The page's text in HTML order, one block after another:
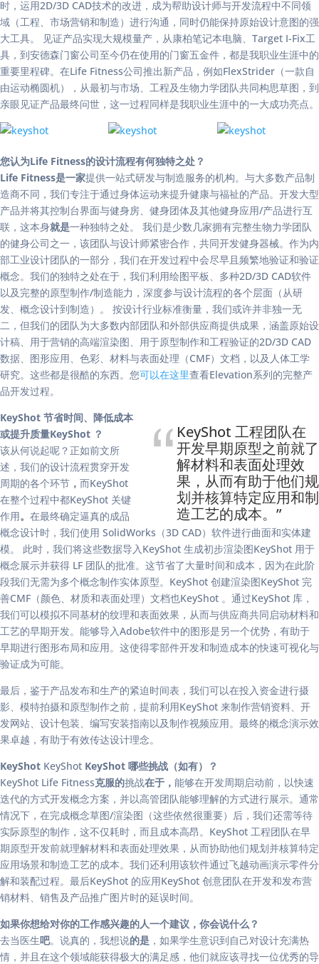
时，运用2D/3D CAD技术的改进，成为帮助设计师与开发流程中不同领
域（工程、市场营销和制造）进行沟通，同时仍能保持原始设计意图的强
大工具。 见证产品实现大规模量产，从康柏笔记本电脑、Target I-Fix工
具，到安德森门窗公司至今仍在使用的门窗五金件，都是我职业生涯中的
重要里程碑。在Life Fitness公司推出新产品，例如FlexStrider（一款自
由运动椭圆机），从最初与市场、工程及生物力学团队共同构思草图，到
亲眼见证产品最终问世，这一过程同样是我职业生涯中的一大成功亮点。
您认为Life Fitness的设计流程有何独特之处？
Life Fitness是一家提供一站式研发与制造服务的机构。与大多数产品制
造商不同，我们专注于通过身体运动来提升健康与福祉的产品。开发大型
产品并将其控制台界面与健身房、健身团体及其他健身应用/产品进行互
联，这本身就是一种独特之处。 我们是少数几家拥有完整生物力学团队
的健身公司之一，该团队与设计师紧密合作，共同开发健身器械。作为内
部工业设计团队的一部分，我们在开发过程中会尽早且频繁地验证和验证
概念。我们的独特之处在于，我们利用绘图平板、多种2D/3D CAD软件
以及完整的原型制作/制造能力，深度参与设计流程的各个层面（从研
发、概念设计到制造）。 按设计行业标准衡量，我们或许并非独一无
二，但我们的团队为大多数内部团队和外部供应商提供成果，涵盖原始设
计稿、用于营销的高端渲染图、用于原型制作和工程验证的2D/3D CAD
数据、图形应用、色彩、材料与表面处理（CMF）文档，以及人体工学
研究。这些都是很酷的东西。您可以在这里查看Elevation系列的完整产
品开发过程。
KeyShot 工程团队在
开发早期原型之前就了
解材料和表面处理效
果，从而有助于他们规
划并核算特定应用和制
造工艺的成本。”
KeyShot 节省时间、降低成本
或提升质量KeyShot ？
该从何说起呢？正如前文所
述，我们的设计流程贯穿开发
周期的各个环节 ， 而KeyShot
在整个过程中都KeyShot 关键
作用。 在最终确定逼真的成品
概念设计时，我们使用 SolidWorks（3D CAD）软件进行曲面和实体建
模。 此时，我们将这些数据导入KeyShot 生成初步渲染图KeyShot 用于
概念展示并获得 LF 团队的批准。这节省了大量时间和成本，因为在此阶
段我们无需为多个概念制作实体原型。KeyShot 创建渲染图KeyShot 完
善CMF（颜色、材质和表面处理）文档也KeyShot 。通过KeyShot 库，
我们可以模拟不同基材的纹理和表面效果，从而与供应商共同启动材料和
工艺的早期开发。能够导入Adobe软件中的图形是另一个优势，有助于
早期进行图形布局和应用。这使得零部件开发和制造成本的快速可视化与
验证成为可能。
最后，鉴于产品发布和生产的紧迫时间表，我们可以在投入资金进行摄
影、模特拍摄和原型制作之前，提前利用KeyShot 来制作营销资料、开
发网站、设计包装、编写安装指南以及制作视频应用。最终的概念演示效
果卓越，有助于有效传达设计理念。
KeyShot KeyShot KeyShot 哪些挑战（如有）？
KeyShot Life Fitness克服的挑战在于， 能够在开发周期启动前，以快速
迭代的方式开发概念方案，并以高管团队能够理解的方式进行展示。通常
情况下，在完成概念草图/渲染图（这些依然很重要）后，我们还需等待
实际原型的制作，这不仅耗时，而且成本高昂。KeyShot 工程团队在早
期原型开发前就理解材料和表面处理效果，从而协助他们规划并核算特定
应用场景和制造工艺的成本。我们还利用该软件通过飞越动画演示零件分
解和装配过程。最后KeyShot 的应用KeyShot 创意团队在开发和发布营
销材料、销售及产品推广图片时的延误时间。
如果你想给对你的工作感兴趣的人一个建议，你会说什么？
去当医生吧。说真的，我想说的是 ，如果学生意识到自己对设计充满热
情，并且在这个领域能获得极大的满足感，他们就应该寻找一位优秀的导